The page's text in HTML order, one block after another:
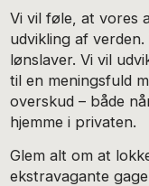
Vi vil føle, at vores
udvikling af
lønslaver. Vi vil
til en meningsfuld
overskud – både
hjemme i privaten.
Glem alt om at
ekstravagante